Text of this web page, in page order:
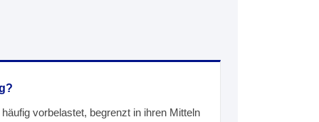
vorbelastet, begrenzt in ihren Mitteln